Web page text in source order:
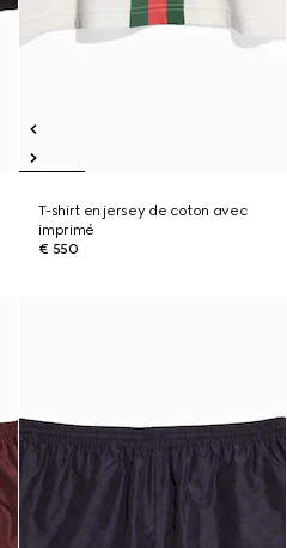
T-shirt en jersey de coton avec
imprimé
€ 550